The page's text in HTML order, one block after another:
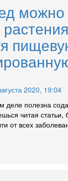
можно
2020, 19:04
деле полезна
читая статьи,
от всех